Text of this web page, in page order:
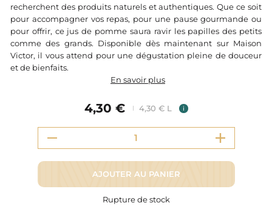
recherchent des produits naturels et authentiques. Que ce soit
pour accompagner vos repas, pour une pause gourmande ou
pour offrir, ce jus de pomme saura ravir les papilles des petits
comme des grands. Disponible dès maintenant sur Maison
Victor, il vous attend pour une dégustation pleine de douceur
et de bienfaits.
En savoir plus
4,30 € 4,30 € L i
AJOUTER AU PANIER
Rupture de stock